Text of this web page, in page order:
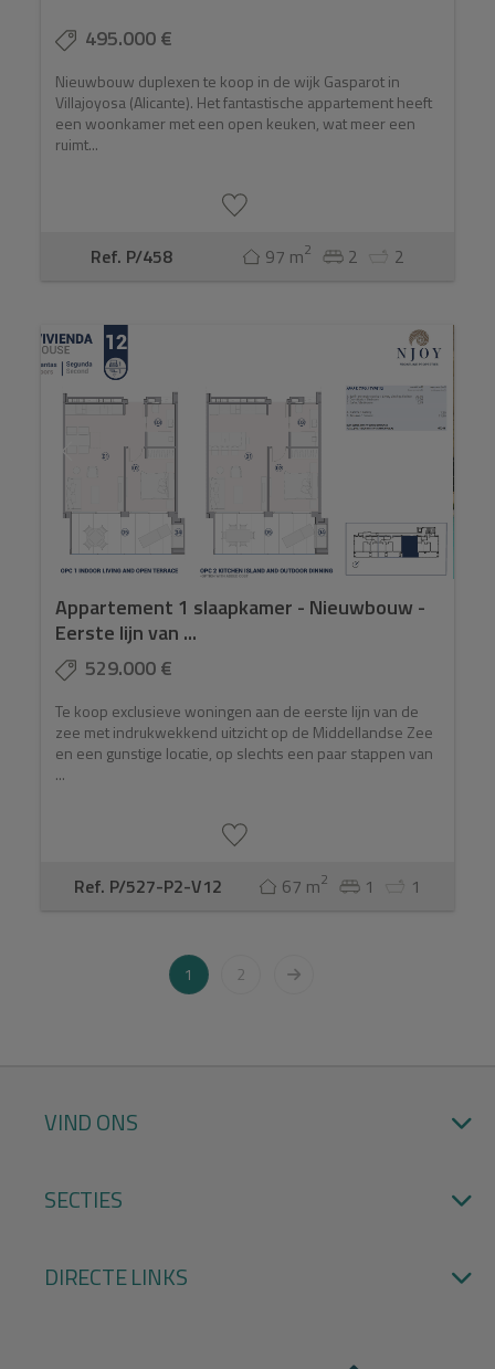
495.000 €
Nieuwbouw duplexen te koop in de wijk Gasparot in
Villajoyosa (Alicante). Het fantastische appartement heeft
een woonkamer met een open keuken, wat meer een
ruimt...
Ref. P/458 97 m2 2 2
Appartement 1 slaapkamer - Nieuwbouw -
Eerste lijn van ...
529.000 €
Te koop exclusieve woningen aan de eerste lijn van de
zee met indrukwekkend uitzicht op de Middellandse Zee
en een gunstige locatie, op slechts een paar stappen van
...
Ref. P/527-P2-V12 67 m2 1 1
1 2
VIND ONS
SECTIES
DIRECTE LINKS